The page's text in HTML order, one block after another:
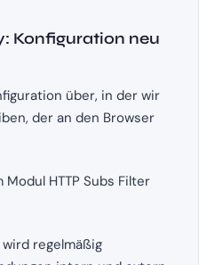
Konfiguration neu
über, in der wir
der an den Browser
HTTP Subs Filter
regelmäßig